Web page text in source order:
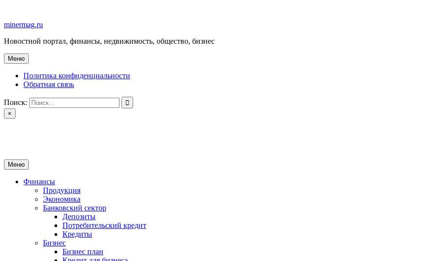
содержимому
minermag.ru
Новостной портал, финансы, недвижимость, общество, бизнес
Меню
Политика конфиденциальности
Обратная связь
Поиск:
×
Меню
Финансы
Продукция
Экономика
Банковский сектор
Депозиты
Потребительский кредит
Кредиты
Бизнес
Бизнес план